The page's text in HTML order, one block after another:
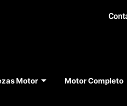
Motor Motor Completo